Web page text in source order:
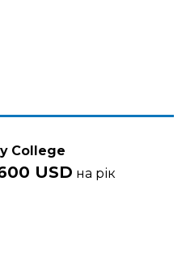
College
USD на рік